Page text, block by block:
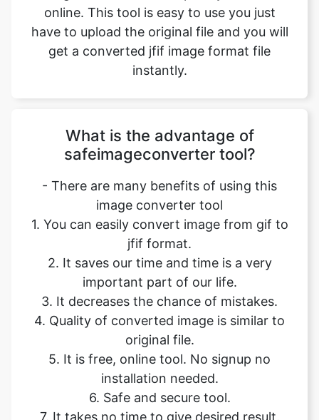
instantly.
What is the advantage of
image converter tool
1. You can easily convert image from gif to
jfif format.
2. It saves our time and time is a very
important part of our life.
3. It decreases the chance of mistakes.
4. Quality of converted image is similar to
original file.
5. It is free, online tool. No signup no
installation needed.
6. Safe and secure tool.
7. It takes no time to give desired result.